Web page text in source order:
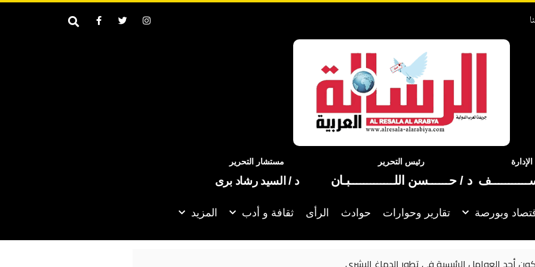
رئيس التحرير
د / حــــــسن اللـــــــــــــبـان
مستشار التحرير
د / السيد رشاد برى
وبورصة تقارير وحوارات حوادث الرأى ثقافة و أدب المزيد